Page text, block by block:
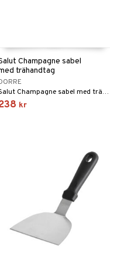
Champagne sabel
trähandtag
Salut Champagne sabel med trähandtag.
kr